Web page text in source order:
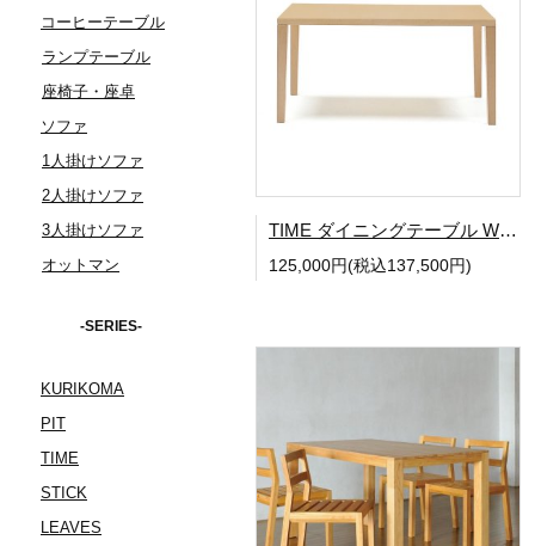
TIME ダイニングテーブル W1350
125,000円(税込137,500円)
コーヒーテーブル
ランプテーブル
座椅子・座卓
ソファ
1人掛けソファ
2人掛けソファ
3人掛けソファ
オットマン
-SERIES-
KURIKOMA
PIT
TIME
STICK
LEAVES